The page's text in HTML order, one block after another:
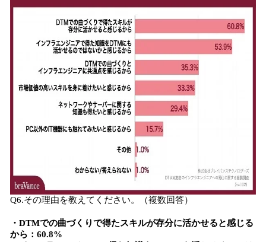
Q6.その理由を教えてください。（複数回答）
・DTMでの曲づくりで得たスキルが存分に活かせると感じる
から：60.8%